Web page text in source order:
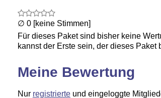
∅ 0 [keine Stimmen]
Für dieses Paket sind bisher keine
kannst der Erste sein, der dieses Paket
Meine Bewertung
Nur registrierteund eingeloggte